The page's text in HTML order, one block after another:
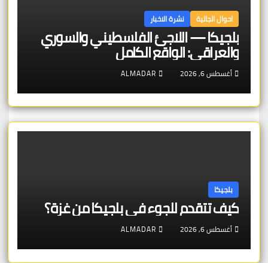
احوال الجالية نشرة الاخبار
بلجيكا — اللاجئ الفلسطيني والسوري
والعراقي: الواقع الكامل
أغسطس 6, 2026 ALMADAR
بلجيكا
كيف تتقدم للجوء في بلجيكا من غزة؟
أغسطس 6, 2026 ALMADAR